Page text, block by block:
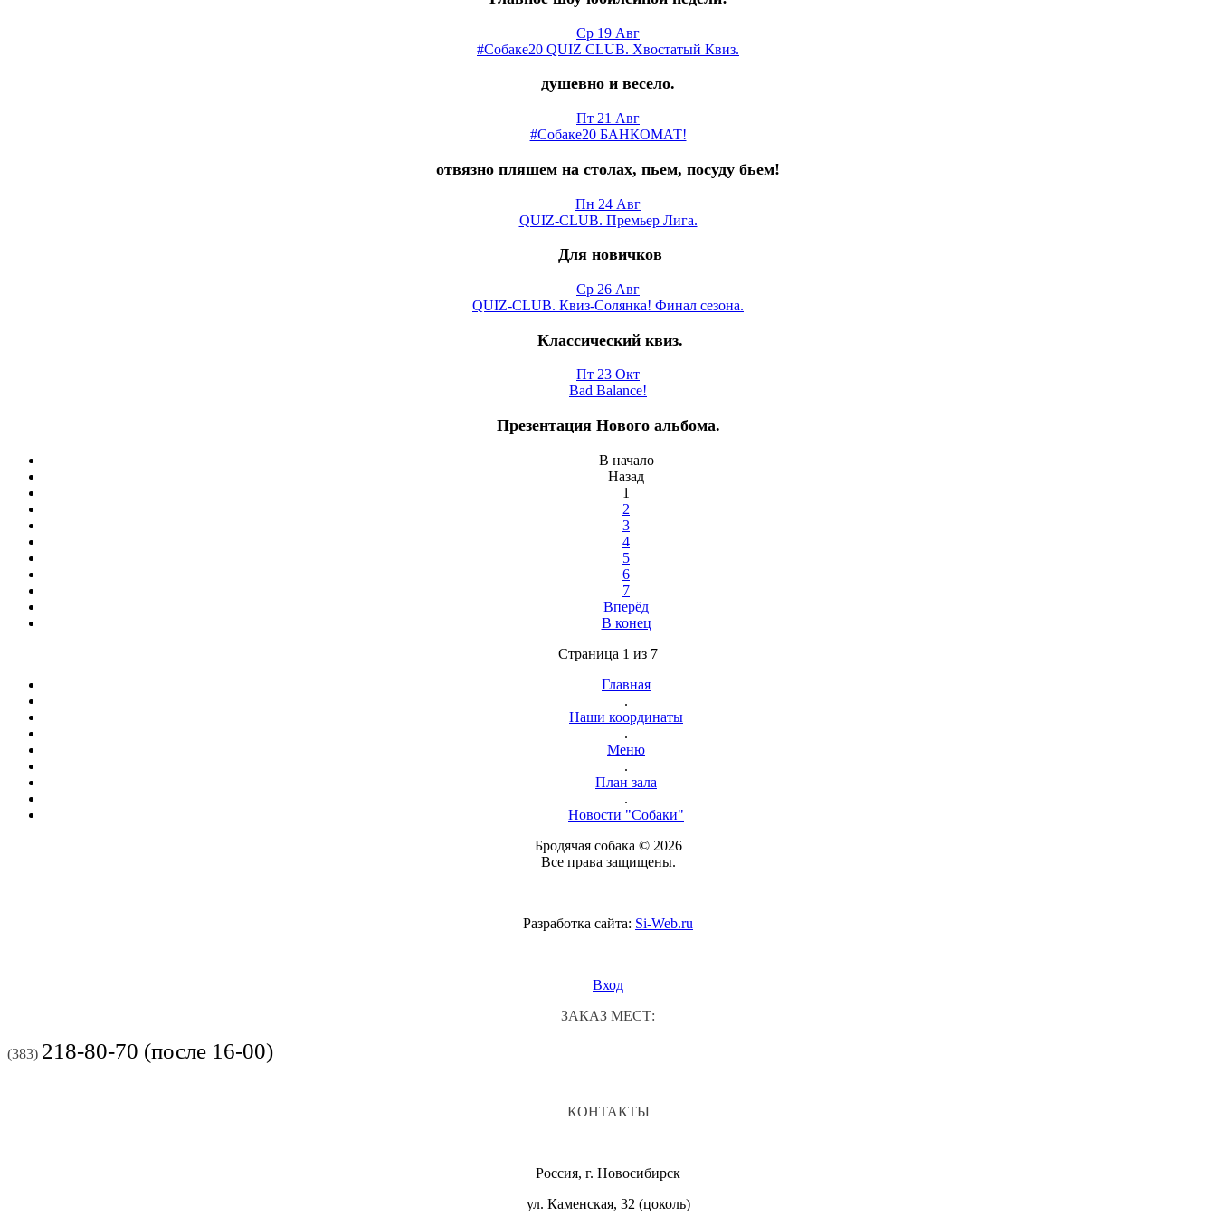
Ср 19 Авг
#Собаке20 QUIZ CLUB. Хвостатый Квиз.
душевно и весело.
Пт 21 Авг
#Собаке20 БАНКОМАТ!
отвязно пляшем на столах, пьем, посуду бьем!
Пн 24 Авг
QUIZ-CLUB. Премьер Лига.
Для новичков
Ср 26 Авг
QUIZ-CLUB. Квиз-Солянка! Финал сезона.
Классический квиз.
Пт 23 Окт
Bad Balance!
Презентация Нового альбома.
В начало
Назад
1
2
3
4
5
6
7
Вперёд
В конец
Страница 1 из 7
Главная
.
Наши координаты
.
Меню
.
План зала
.
Новости "Собаки"
Бродячая собака © 2026
Все права защищены.
Разработка сайта: Si-Web.ru
Вход
ЗАКАЗ МЕСТ:
(383) 218-80-70 (после 16-00)
КОНТАКТЫ
Россия, г. Новосибирск
ул. Каменская, 32 (цоколь)